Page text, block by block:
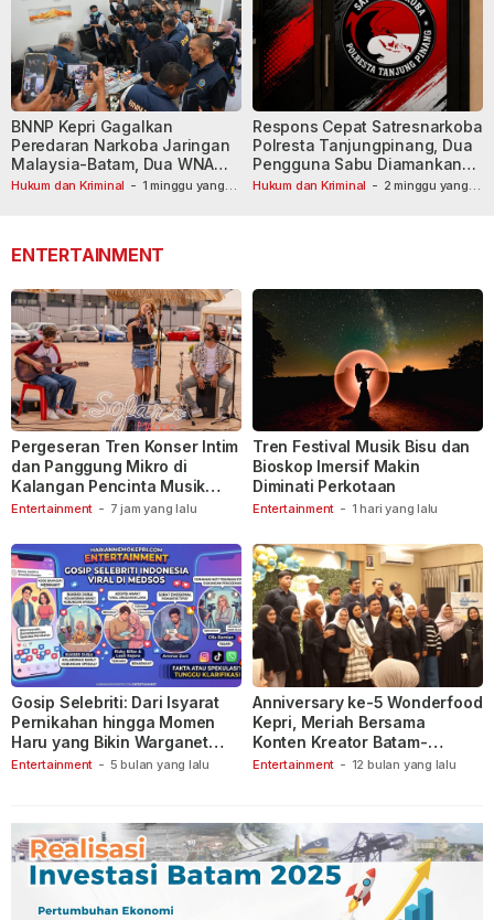
Hukum dan Kriminal - 1 minggu yang
BNNP Kepri Gagalkan
Peredaran Narkoba Jaringan
Malaysia-Batam, Dua WNA
Masih Diburu
Hukum dan Kriminal - 2 minggu yang
Respons Cepat Satresnarkoba
Polresta Tanjungpinang, Dua
Pengguna Sabu Diamankan
Usai Dilaporkan ke Call Center
ENTERTAINMENT
Entertainment - 7 jam yang lalu
Pergeseran Tren Konser Intim
dan Panggung Mikro di
Kalangan Pencinta Musik
Indonesia
Entertainment - 1 hari yang lalu
Tren Festival Musik Bisu dan
Bioskop Imersif Makin
Diminati Perkotaan
Entertainment - 5 bulan yang lalu
Gosip Selebriti: Dari Isyarat
Pernikahan hingga Momen
Haru yang Bikin Warganet
Berspekulasi
Entertainment - 12 bulan yang lalu
Anniversary ke-5 Wonderfood
Kepri, Meriah Bersama
Konten Kreator Batam-
Tanjungpinang